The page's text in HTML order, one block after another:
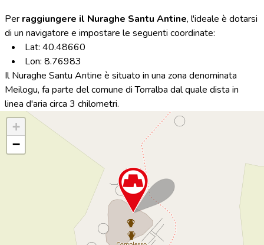
Per raggiungere il Nuraghe Santu Antine, l'ideale è dotarsi
di un navigatore e impostare le seguenti coordinate:
Lat: 40.48660
Lon: 8.76983
Il Nuraghe Santu Antine è situato in una zona denominata
Meilogu, fa parte del comune di Torralba dal quale dista in
linea d'aria circa 3 chilometri.
+
−